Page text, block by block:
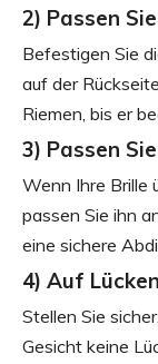
2) Passen
Befestigen Sie
auf der
Riemen, bis er
3) Passen
Wenn Ihre Brille
passen Sie ihn
eine sichere
4) Auf
Stellen Sie
Gesicht keine